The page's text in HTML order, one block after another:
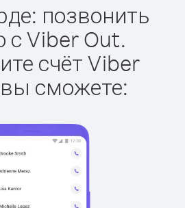
позвонить
с Viber Out.
счёт Viber
сможете: